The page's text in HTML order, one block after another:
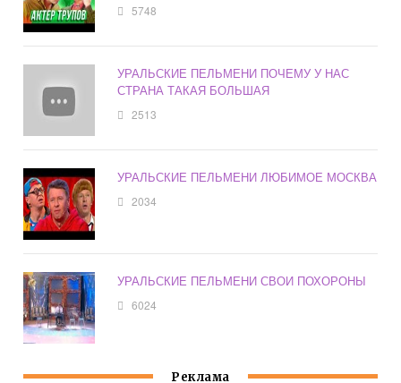
5748
УРАЛЬСКИЕ ПЕЛЬМЕНИ ПОЧЕМУ У НАС
СТРАНА ТАКАЯ БОЛЬШАЯ
2513
УРАЛЬСКИЕ ПЕЛЬМЕНИ ЛЮБИМОЕ МОСКВА
2034
УРАЛЬСКИЕ ПЕЛЬМЕНИ СВОИ ПОХОРОНЫ
6024
Реклама